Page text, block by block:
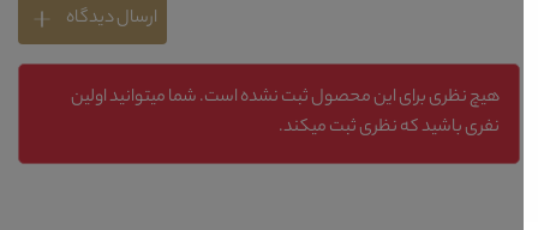
ارسال دیدگاه
هیچ نظری برای این محصول ثبت نشده است. شما میتوانید اولین
نفری باشید که نظری ثبت میکند.